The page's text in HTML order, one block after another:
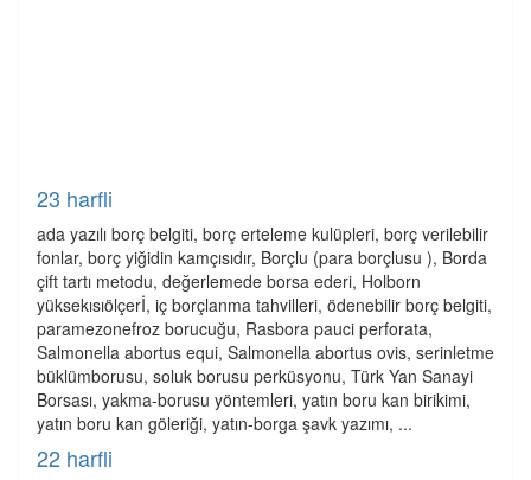
23 harfli
ada yazılı borç belgiti, borç erteleme kulüpleri, borç verilebilir
fonlar, borç yiğidin kamçısıdır, Borçlu (para borçlusu ), Borda
çift tartı metodu, değerlemede borsa ederi, Holborn
yüksekısıölçerİ, iç borçlanma tahvilleri, ödenebilir borç belgiti,
paramezonefroz borucuğu, Rasbora pauci perforata,
Salmonella abortus equi, Salmonella abortus ovis, serinletme
büklümborusu, soluk borusu perküsyonu, Türk Yan Sanayi
Borsası, yakma-borusu yöntemleri, yatın boru kan birikimi,
yatın boru kan göleriği, yatın-borga şavk yazımı, ...
22 harfli